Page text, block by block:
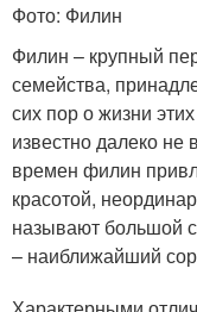
Фото: Филин
Филин – крупный
семейства,
сих пор о жизни
известно далеко
времен филин
красотой,
называют большой
– наиближайший